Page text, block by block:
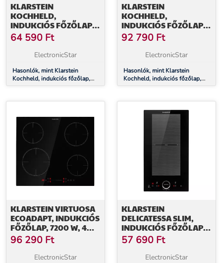
KLARSTEIN
KOCHHELD,
INDUKCIÓS FŐZŐLAP,
2900 W, 2 ZÓNA,
FORGÓ SZABÁLYOZÓK,
ÜVEG, FEKETE
64 590 Ft
ElectronicStar
Hasonlók, mint Klarstein
Kochheld, indukciós főzőlap,
2900 W, 2 zóna, forgó
KLARSTEIN
KOCHHELD,
INDUKCIÓS FŐZŐLAP,
6000 W, 4 ZÓNA,
FORGÓ SZABÁLYOZÓK,
ÜVEG, FEKETE
92 790 Ft
ElectronicStar
Hasonlók, mint Klarstein
Kochheld, indukciós főzőlap,
6000 W, 4 zóna, forgó
KLARSTEIN VIRTUOSA
ECOADAPT, INDUKCIÓS
FŐZŐLAP, 7200 W, 4
ZÓNA, ÜVEG, FEKETE
96 290 Ft
ElectronicStar
KLARSTEIN
DELICATESSA SLIM,
INDUKCIÓS FŐZŐLAP,
3500 W, IDŐZÍTŐ,
FEKETE
57 690 Ft
ElectronicStar